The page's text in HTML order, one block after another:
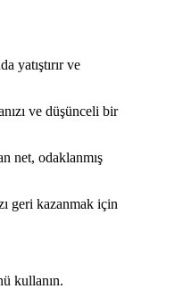
yatıştırır ve
ve düşünceli bir
net, odaklanmış
geri kazanmak için
kullanın.